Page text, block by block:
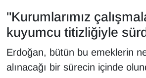
"Kurumlarımız
kuyumcu titizliğiyle
Erdoğan, bütün bu emeklerin
alınacağı bir sürecin içinde